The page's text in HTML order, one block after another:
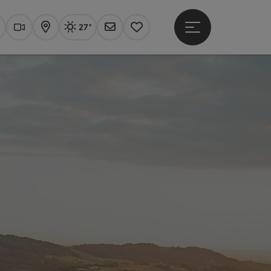
Webcams
KarteAktuelles Wetter Linz, sonnig
27°
Newsletter
Merkzettel
Hauptmenü öffnen